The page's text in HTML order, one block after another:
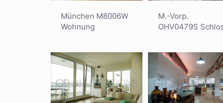
München M8006W
Wohnung
M.-Vorp.
OHV0479S